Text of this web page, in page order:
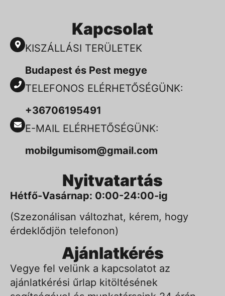
Kapcsolat
KISZÁLLÁSI TERÜLETEK
Budapest és Pest megye
TELEFONOS ELÉRHETŐSÉGÜNK:
+36706195491
E-MAIL ELÉRHETŐSÉGÜNK:
mobilgumisom@gmail.com
Nyitvatartás
Hétfő-Vasárnap: 0:00-24:00-ig
(Szezonálisan változhat, kérem, hogy
érdeklődjön telefonon)
Ajánlatkérés
Vegye fel velünk a kapcsolatot az
ajánlatkérési űrlap kitöltésének